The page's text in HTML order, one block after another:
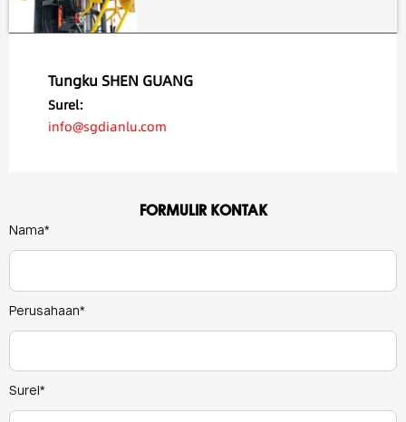
Tungku SHEN GUANG
Surel:
info@sgdianlu.com
FORMULIR KONTAK
Nama*
Perusahaan*
Surel*